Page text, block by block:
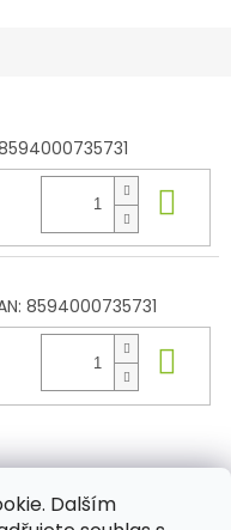
Dalším
8594000735731
Kosmetika Provita